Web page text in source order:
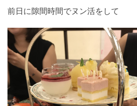
前日に隙間時間でヌン活をして